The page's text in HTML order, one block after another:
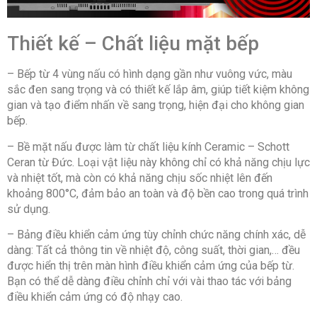
Thiết kế – Chất liệu mặt bếp
– Bếp từ 4 vùng nấu có hình dạng gần như vuông vức, màu
sắc đen sang trọng và có thiết kế lắp âm, giúp tiết kiệm không
gian và tạo điểm nhấn về sang trọng, hiện đại cho không gian
bếp.
– Bề mặt nấu được làm từ chất liệu kính Ceramic – Schott
Ceran từ Đức. Loại vật liệu này không chỉ có khả năng chịu lực
và nhiệt tốt, mà còn có khả năng chịu sốc nhiệt lên đến
khoảng 800°C, đảm bảo an toàn và độ bền cao trong quá trình
sử dụng.
– Bảng điều khiển cảm ứng tùy chỉnh chức năng chính xác, dễ
dàng: Tất cả thông tin về nhiệt độ, công suất, thời gian,… đều
được hiển thị trên màn hình điều khiển cảm ứng của bếp từ.
Bạn có thể dễ dàng điều chỉnh chỉ với vài thao tác với bảng
điều khiển cảm ứng có độ nhạy cao.